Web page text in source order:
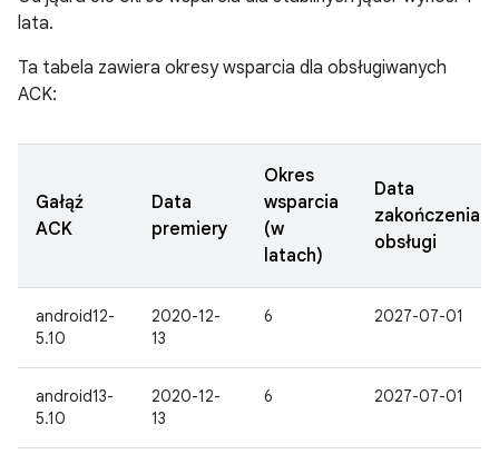
lata.
Ta tabela zawiera okresy wsparcia dla obsługiwanych
ACK:
Gałąź
ACK
Data
premiery
Okres
wsparcia
(w
latach)
Data
zakończenia
obsługi
android12-
5.10
2020-12-
13
6 2027-07-01
android13-
5.10
2020-12-
13
6 2027-07-01